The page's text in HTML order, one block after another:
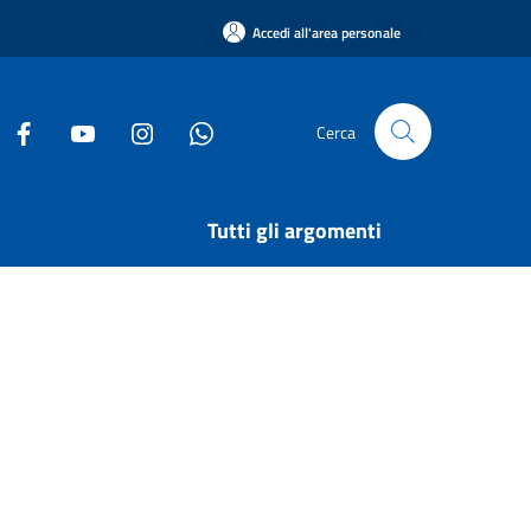
Accedi all'area personale
Cerca
Tutti gli argomenti